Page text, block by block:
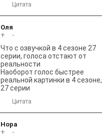
Цитата
Оля
+
-
Что с озвучкой в 4 сезоне 27
серии, голоса отстают от
реальности
Наоборот голос быстрее
реальной картинки в 4 сезоне,
27 серии
Цитата
Нора
+
-